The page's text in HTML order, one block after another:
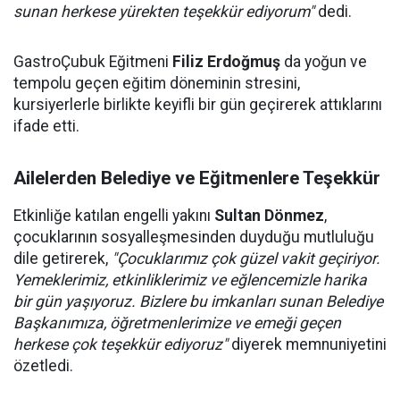
sunan herkese yürekten teşekkür ediyorum"dedi.
GastroÇubuk Eğitmeni Filiz Erdoğmuş da yoğun ve
tempolu geçen eğitim döneminin stresini,
kursiyerlerle birlikte keyifli bir gün geçirerek attıklarını
ifade etti.
Ailelerden Belediye ve Eğitmenlere Teşekkür
Etkinliğe katılan engelli yakını Sultan Dönmez,
çocuklarının sosyalleşmesinden duyduğu mutluluğu
dile getirerek, "Çocuklarımız çok güzel vakit geçiriyor.
Yemeklerimiz, etkinliklerimiz ve eğlencemizle harika
bir gün yaşıyoruz. Bizlere bu imkanları sunan Belediye
Başkanımıza, öğretmenlerimize ve emeği geçen
herkese çok teşekkür ediyoruz"diyerek memnuniyetini
özetledi.